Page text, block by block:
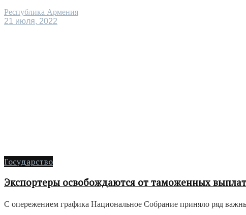
Республика Армения
21 июля, 2022
Государство
Экспортеры освобождаются от таможенных выплат
С опережением графика Национальное Собрание приняло ряд